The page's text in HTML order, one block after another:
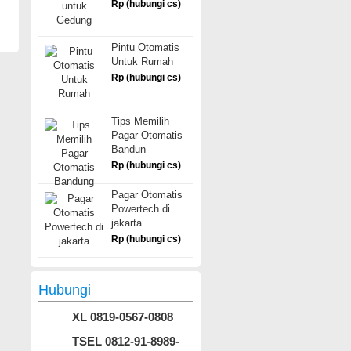
Rp (hubungi cs)
Pintu Otomatis
Untuk Rumah
Rp (hubungi cs)
Tips Memilih
Pagar Otomatis
Bandun
Rp (hubungi cs)
Pagar Otomatis
Powertech di
jakarta
Rp (hubungi cs)
Hubungi
XL 0819-0567-0808
TSEL 0812-91-8989-